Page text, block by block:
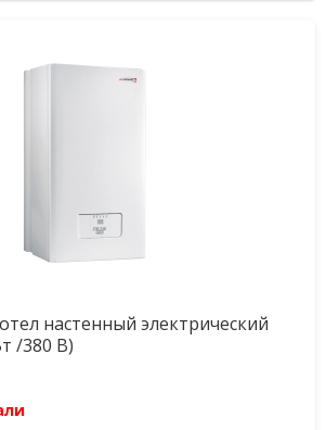
настенный электрический
/380 В)